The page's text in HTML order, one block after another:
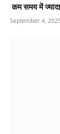
कम समय में
September 4,